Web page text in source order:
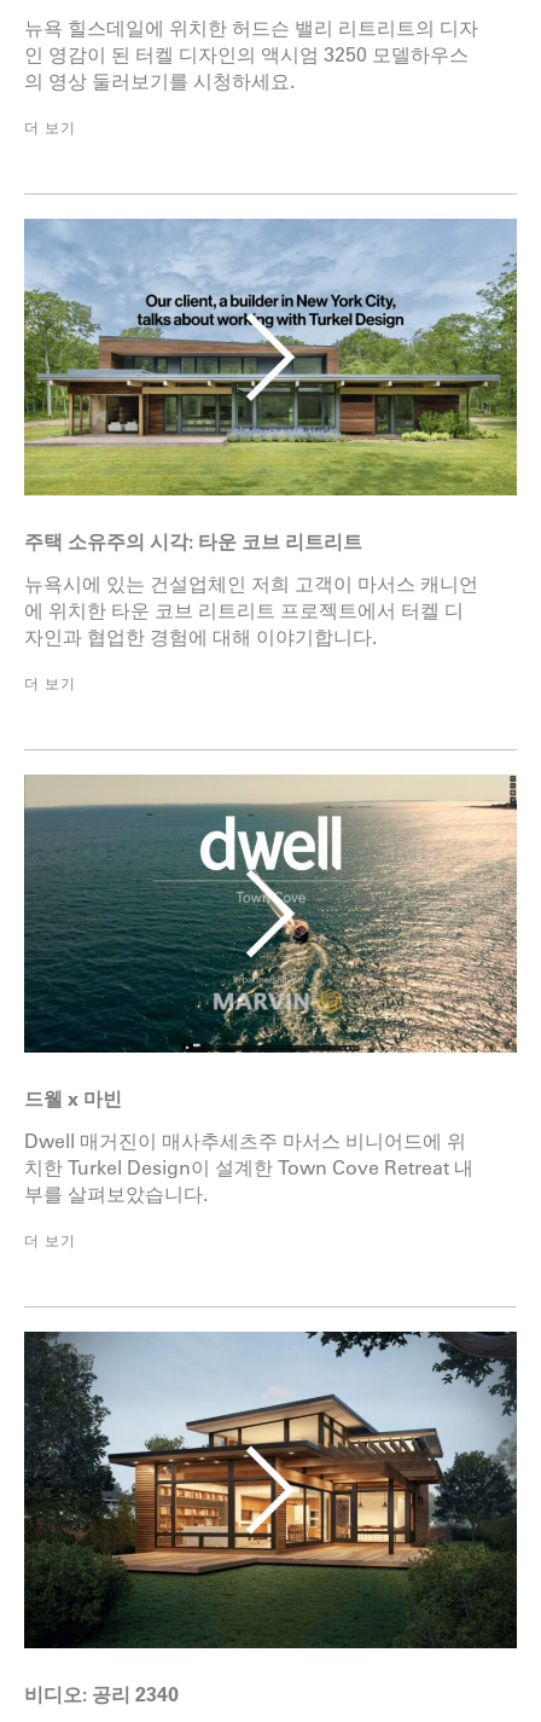
뉴욕 힐스데일에 위치한 허드슨 밸리 리트리트의 디자
인 영감이 된 터켈 디자인의 액시엄 3250 모델하우스
의 영상 둘러보기를 시청하세요.
더 보기
주택 소유주의 시각: 타운 코브 리트리트
뉴욕시에 있는 건설업체인 저희 고객이 마서스 캐니언
에 위치한 타운 코브 리트리트 프로젝트에서 터켈 디
자인과 협업한 경험에 대해 이야기합니다.
더 보기
드웰 x 마빈
Dwell 매거진이 매사추세츠주 마서스 비니어드에 위
치한 Turkel Design이 설계한 Town Cove Retreat 내
부를 살펴보았습니다.
더 보기
비디오: 공리 2340